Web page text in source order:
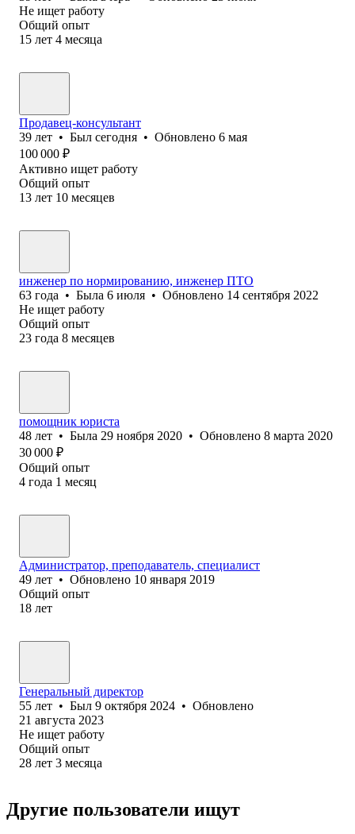
Не ищет работу
Общий опыт
15 лет 4 месяца
Продавец-консультант
39 лет • Был сегодня • Обновлено 6 мая
100 000 ₽
Активно ищет работу
Общий опыт
13 лет 10 месяцев
инженер по нормированию, инженер ПТО
63 года • Была 6 июля • Обновлено 14 сентября 2022
Не ищет работу
Общий опыт
23 года 8 месяцев
помощник юриста
48 лет • Была 29 ноября 2020 • Обновлено 8 марта 2020
30 000 ₽
Общий опыт
4 года 1 месяц
Администратор, преподаватель, специалист
49 лет • Обновлено 10 января 2019
Общий опыт
18 лет
Генеральный директор
55 лет • Был 9 октября 2024 • Обновлено
21 августа 2023
Не ищет работу
Общий опыт
28 лет 3 месяца
Другие пользователи ищут